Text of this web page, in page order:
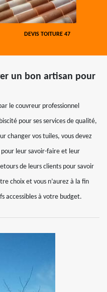
DEVIS TOITURE 47
un bon artisan pour
le couvreur professionnel
pour ses services de qualité,
changer vos tuiles, vous devez
leur savoir-faire et leur
de leurs clients pour savoir
choix et vous n’aurez à la fin
accessibles à votre budget.